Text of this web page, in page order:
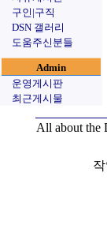
구인|구직
DSN 갤러리
도움주신분들
Admin
운영게시판
최근게시물
All about the